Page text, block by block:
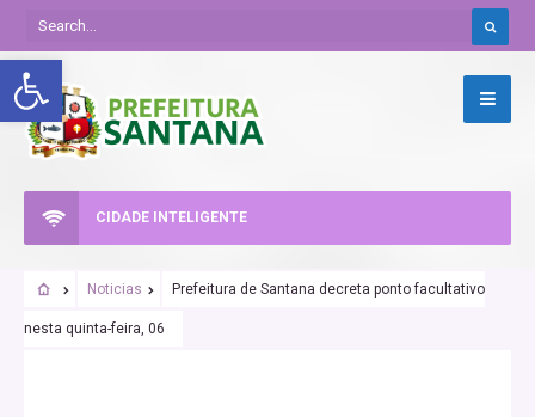
Abrir a barra de ferramentas
CIDADE INTELIGENTE
Noticias Prefeitura de Santana decreta ponto facultativo
nesta quinta-feira, 06